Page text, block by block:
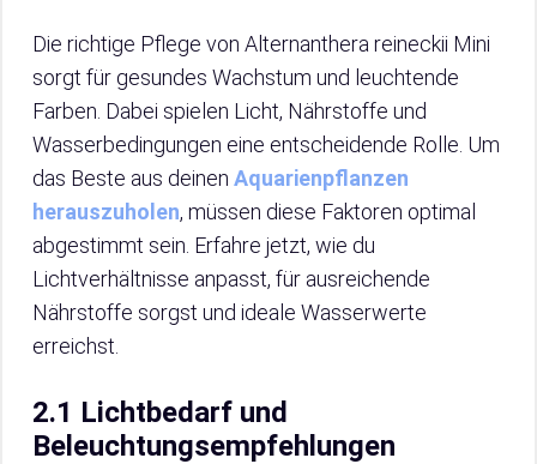
Die richtige Pflege von Alternanthera reineckii Mini
sorgt für gesundes Wachstum und leuchtende
Farben. Dabei spielen Licht, Nährstoffe und
Wasserbedingungen eine entscheidende Rolle. Um
das Beste aus deinen Aquarienpflanzen
herauszuholen, müssen diese Faktoren optimal
abgestimmt sein. Erfahre jetzt, wie du
Lichtverhältnisse anpasst, für ausreichende
Nährstoffe sorgst und ideale Wasserwerte
erreichst.
2.1 Lichtbedarf und
Beleuchtungsempfehlungen